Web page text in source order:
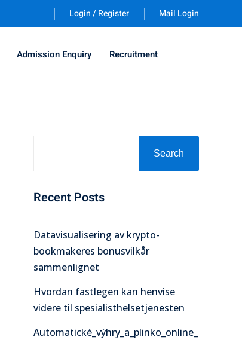
Login / Register Mail Login
Admission Enquiry Recruitment
Search
Recent Posts
Datavisualisering av krypto-
bookmakeres bonusvilkår
sammenlignet
Hvordan fastlegen kan henvise
videre til spesialisthelsetjenesten
Automatické_výhry_a_plinko_online_